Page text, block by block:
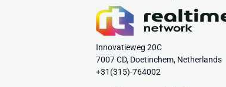
Innovatieweg 20C
7007 CD, Doetinchem, Netherlands
+31(315)-764002